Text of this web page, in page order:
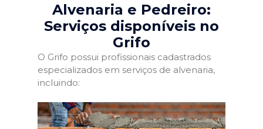
Alvenaria e Pedreiro:
Serviços disponíveis no
Grifo
O Grifo possui profissionais cadastrados
especializados em serviços de alvenaria,
incluindo: